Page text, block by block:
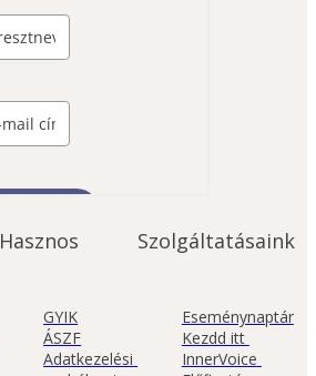
Hasznos
GYIK
ÁSZF
Adatkezelési
Szolgáltatásaink
Eseménynaptár
Kezdd itt
InnerVoice